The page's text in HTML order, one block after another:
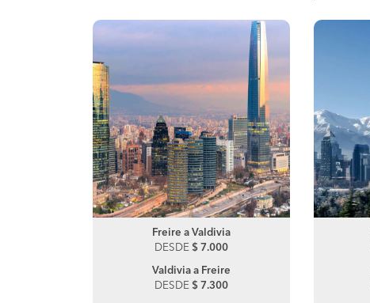
Freire a Valdivia
DESDE $ 7.000
Valdivia a Freire
DESDE $ 7.300
Lanco a Panguipulli
DESDE$ 3.800
Panguipulli a Lanco
DESDE$ 15.000